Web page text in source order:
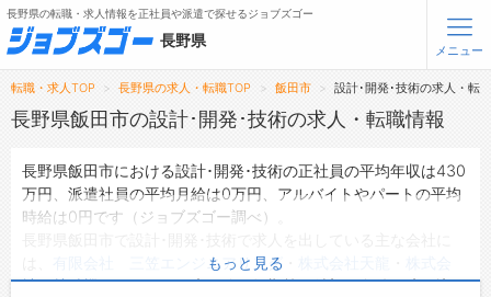
無料会員登録 ログイン
メニュー
トップ
タップで簡単に求人を探す
長野県の転職・求人情報を正社員や派遣で探せるジョブズゴー
長野県
メニュー
転職・求人TOP 長野県の求人・転職TOP 飯田市 設計･開発･技術の求人・転
長野県飯田市の設計･開発･技術の求人・転職情報
長野県飯田市における設計･開発･技術の正社員の平均年収は430
万円、派遣社員の平均月給は0万円、アルバイトやパートの平均
時給は0円です（ジョブズゴー調べ）。
有限会社 三笠エンジニアリング
社 林精機などがあり、未経験や短期等ご希望の条件で絞り込み
もっと見る